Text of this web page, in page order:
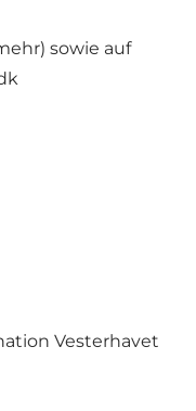
sowie auf
Vesterhavet